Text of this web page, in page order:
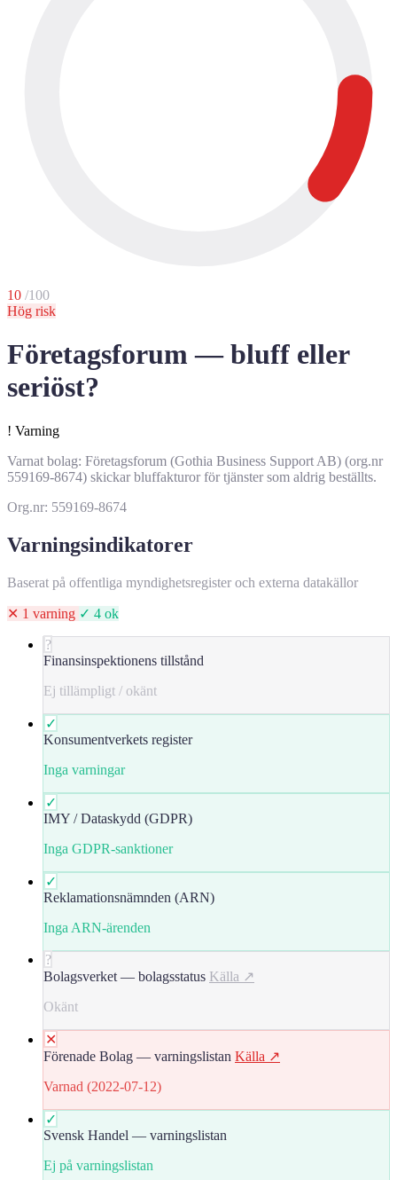
10 /100
Hög risk
Företagsforum — bluff eller
seriöst?
! Varning
Varnat bolag: Företagsforum (Gothia Business Support AB) (org.nr
559169-8674) skickar bluffakturor för tjänster som aldrig beställts.
Org.nr: 559169-8674
Varningsindikatorer
Baserat på offentliga myndighetsregister och externa datakällor
✕ 1 varning ✓ 4 ok
?
Finansinspektionens tillstånd
Ej tillämpligt / okänt
✓
Konsumentverkets register
Inga varningar
✓
IMY / Dataskydd (GDPR)
Inga GDPR-sanktioner
✓
Reklamationsnämnden (ARN)
Inga ARN-ärenden
?
Bolagsverket — bolagsstatus Källa ↗
Okänt
✕
Förenade Bolag — varningslistan Källa ↗
Varnad (2022-07-12)
✓
Svensk Handel — varningslistan
Ej på varningslistan